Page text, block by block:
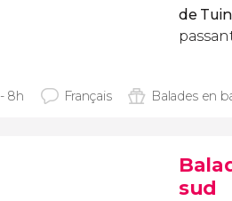
de
8h Français Balades en
sud